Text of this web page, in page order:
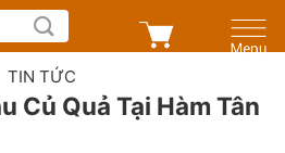
TIN TỨC
Củ Quả Tại Hàm Tân